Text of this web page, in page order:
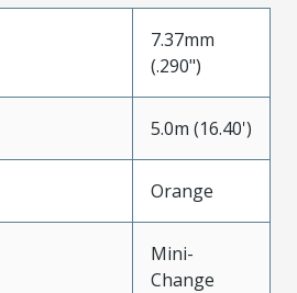
7.37mm
(.290")
5.0m (16.40')
Orange
Mini-
Change